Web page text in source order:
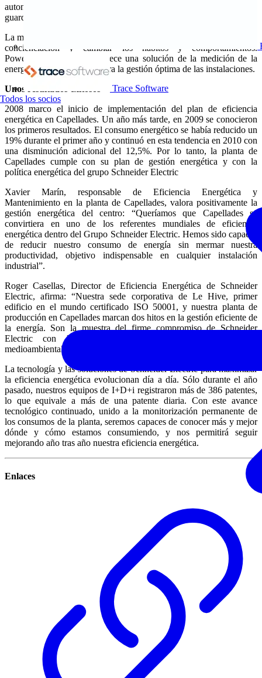
Trace Software
Todos los socios
automatización de procesos y edificios, adquiriendo, procesando y
guardando automáticamente los datos para su posterior análisis.
La medición constituye el primer paso fundamental para aumentar la
concienciación y cambiar los hábitos y comportamientos.
PowerLogic ION EEM ofrece una solución de la medición de la
energía completa y fiable para la gestión óptima de las instalaciones.
Unos resultados exitosos
2008 marco el inicio de implementación del plan de eficiencia
energética en Capellades. Un año más tarde, en 2009 se conocieron
los primeros resultados. El consumo energético se había reducido un
19% durante el primer año y continuó en esta tendencia en 2010 con
una disminución adicional del 12,5%. Por lo tanto, la planta de
Capellades cumple con su plan de gestión energética y con la
política energética del grupo Schneider Electric
Xavier Marín, responsable de Eficiencia Energética y
Mantenimiento en la planta de Capellades, valora positivamente la
gestión energética del centro: “Queríamos que Capellades se
convirtiera en uno de los referentes mundiales de eficiencia
energética dentro del Grupo Schneider Electric. Hemos sido capaces
de reducir nuestro consumo de energía sin mermar nuestra
productividad, objetivo indispensable en cualquier instalación
industrial”.
Roger Casellas, Director de Eficiencia Energética de Schneider
Electric, afirma: “Nuestra sede corporativa de Le Hive, primer
edificio en el mundo certificado ISO 50001, y nuestra planta de
producción en Capellades marcan dos hitos en la gestión eficiente de
la energía. Son la muestra del firme compromiso de Schneider
Electric con la eficiencia energética y la sostenibilidad
medioambiental”.
La tecnología y las soluciones de Schneider Electric para maximizar
la eficiencia energética evolucionan día a día. Sólo durante el año
pasado, nuestros equipos de I+D+i registraron más de 386 patentes,
lo que equivale a más de una patente diaria. Con este avance
tecnológico continuado, unido a la monitorización permanente de
los consumos de la planta, seremos capaces de conocer más y mejor
dónde y cómo estamos consumiendo, y nos permitirá seguir
mejorando año tras año nuestra eficiencia energética.
Enlaces